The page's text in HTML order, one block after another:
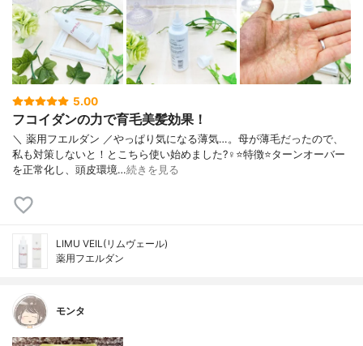
5.00
フコイダンの力で育毛美髪効果！
＼ 薬用フエルダン ／やっぱり気になる薄気…。母が薄毛だったので、
私も対策しないと！とこちら使い始めました?‍♀️⭐️特徴⭐️ターンオーバー
を正常化し、頭皮環境…続きを見る
LIMU VEIL(リムヴェール)
薬用フエルダン
モンタ